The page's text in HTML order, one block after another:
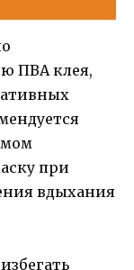
ПВА клея,
при
вдыхания